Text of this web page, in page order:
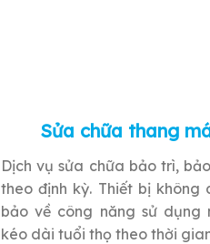
Sửa chữa thang
Dịch vụ sửa chữa bảo trì,
theo định kỳ. Thiết bị không
bảo về công năng sử dụng
kéo dài tuổi thọ theo thời